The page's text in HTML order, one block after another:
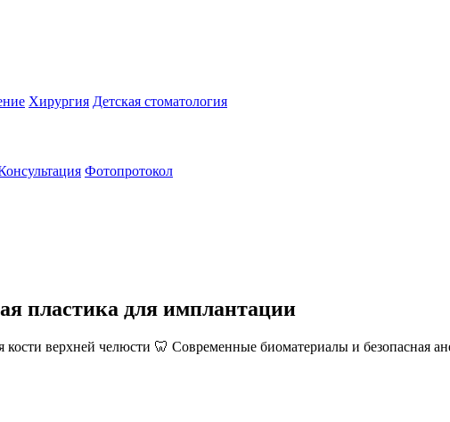
Хирургия Детская стоматология
Фотопротокол
пластика для имплантации
верхней челюсти 🦷 Современные биоматериалы и безопасная